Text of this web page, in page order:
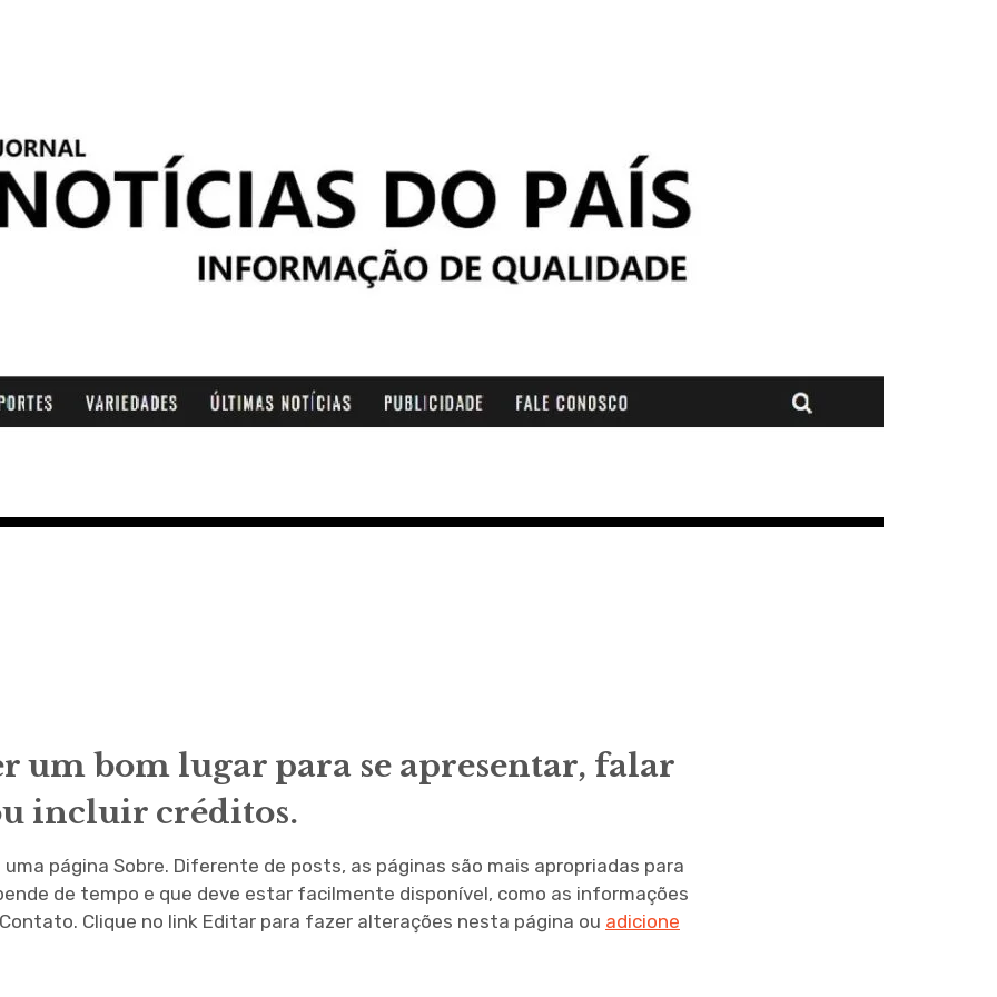
um bom lugar para se apresentar, falar
incluir créditos.
página Sobre. Diferente de posts, as páginas são mais apropriadas para
de tempo e que deve estar facilmente disponível, como as informações
Clique no link Editar para fazer alterações nesta página ou adicione